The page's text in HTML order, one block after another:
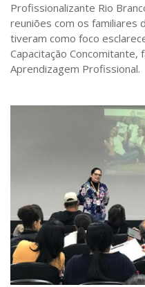
Profissionalizante Rio
reuniões com os familiares
tiveram como foco
Capacitação
Aprendizagem Profissional.